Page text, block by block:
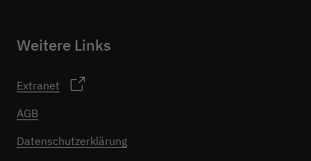
Weitere Links
Extranet
AGB
Datenschutzerklärung